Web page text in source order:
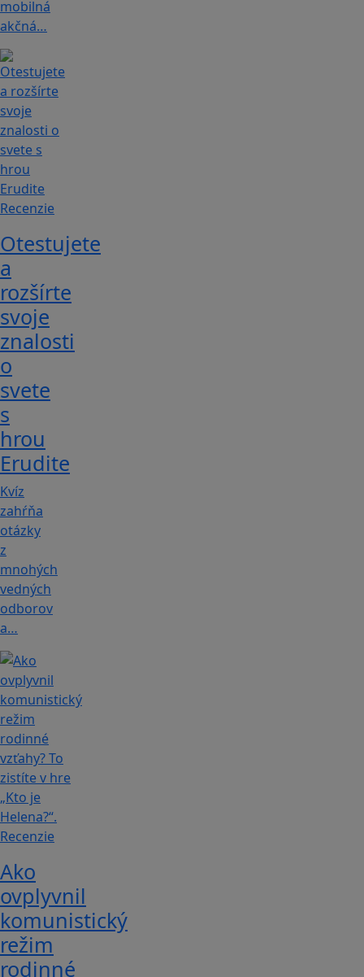
mobilná
akčná…
Recenzie
Otestujete
a
rozšírte
svoje
znalosti
o
svete
s
hrou
Erudite
Kvíz
zahŕňa
otázky
z
mnohých
vedných
odborov
a…
Recenzie
Ako
ovplyvnil
komunistický
režim
rodinné